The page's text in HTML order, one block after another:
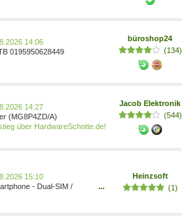
14:06
0195950628449
büroshop24
(134)
14:27
(MG8P4ZD/A)
über HardwareSchotte.de!
Jacob Elektronik
(544)
15:10
- Dual-SIM /
...
Heinzsoft
(1)